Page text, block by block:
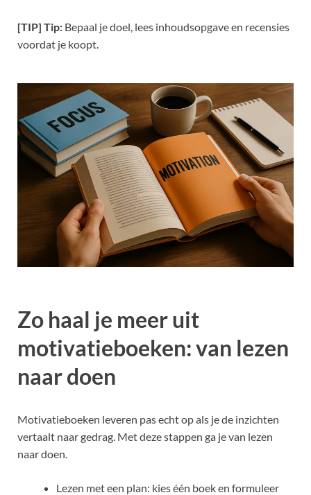
[TIP] Tip: Bepaal je doel, lees inhoudsopgave en recensies
voordat je koopt.
Zo haal je meer uit
motivatieboeken: van lezen
naar doen
Motivatieboeken leveren pas echt op als je de inzichten
vertaalt naar gedrag. Met deze stappen ga je van lezen
naar doen.
Lezen met een plan: kies één boek en formuleer